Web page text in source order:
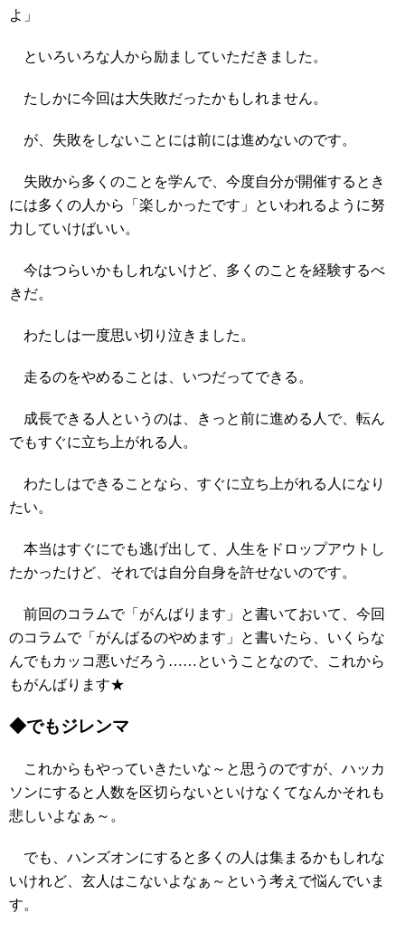
よ」
といろいろな人から励ましていただきました。
たしかに今回は大失敗だったかもしれません。
が、失敗をしないことには前には進めないのです。
失敗から多くのことを学んで、今度自分が開催するとき
には多くの人から「楽しかったです」といわれるように努
力していけばいい。
今はつらいかもしれないけど、多くのことを経験するべ
きだ。
わたしは一度思い切り泣きました。
走るのをやめることは、いつだってできる。
成長できる人というのは、きっと前に進める人で、転ん
でもすぐに立ち上がれる人。
わたしはできることなら、すぐに立ち上がれる人になり
たい。
本当はすぐにでも逃げ出して、人生をドロップアウトし
たかったけど、それでは自分自身を許せないのです。
前回のコラムで「がんばります」と書いておいて、今回
のコラムで「がんばるのやめます」と書いたら、いくらな
んでもカッコ悪いだろう……ということなので、これから
もがんばります★
◆でもジレンマ
これからもやっていきたいな～と思うのですが、ハッカ
ソンにすると人数を区切らないといけなくてなんかそれも
悲しいよなぁ～。
でも、ハンズオンにすると多くの人は集まるかもしれな
いけれど、玄人はこないよなぁ～という考えで悩んでいま
す。